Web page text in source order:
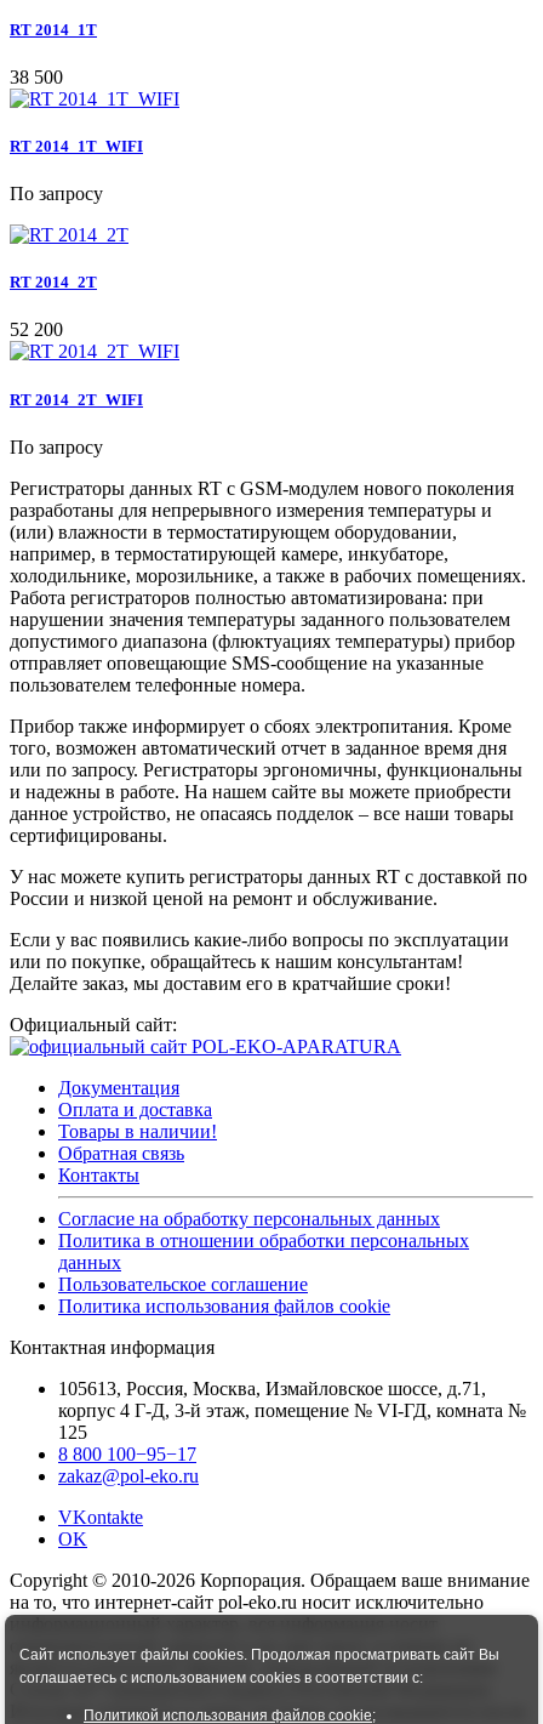
RT 2014_1T
38 500
RT 2014_1T_WIFI
По запросу
RT 2014_2T
52 200
RT 2014_2T_WIFI
По запросу
Регистраторы данных RT с GSM-модулем нового поколения
разработаны для непрерывного измерения температуры и
(или) влажности в термостатирующем оборудовании,
например, в термостатирующей камере, инкубаторе,
холодильнике, морозильнике, а также в рабочих помещениях.
Работа регистраторов полностью автоматизирована: при
нарушении значения температуры заданного пользователем
допустимого диапазона (флюктуациях температуры) прибор
отправляет оповещающие SMS-сообщение на указанные
пользователем телефонные номера.
Прибор также информирует о сбоях электропитания. Кроме
того, возможен автоматический отчет в заданное время дня
или по запросу. Регистраторы эргономичны, функциональны
и надежны в работе. На нашем сайте вы можете приобрести
данное устройство, не опасаясь подделок – все наши товары
сертифицированы.
У нас можете купить регистраторы данных RT с доставкой по
России и низкой ценой на ремонт и обслуживание.
Если у вас появились какие-либо вопросы по эксплуатации
или по покупке, обращайтесь к нашим консультантам!
Делайте заказ, мы доставим его в кратчайшие сроки!
Официальный сайт:
Документация
Оплата и доставка
Товары в наличии!
Обратная связь
Контакты
Согласие на обработку персональных данных
Политика в отношении обработки персональных
данных
Пользовательское соглашение
Политика использования файлов cookie
Контактная информация
105613, Россия, Москва, Измайловское шоссе, д.71,
корпус 4 Г-Д, 3-й этаж, помещение № VI-ГД, комната №
125
8 800 100−95−17
zakaz@pol-eko.ru
VKontakte
OK
Copyright © 2010-2026 Корпорация. Обращаем ваше внимание
на то, что интернет-сайт pol-eko.ru носит исключительно
ознакомительный характер и ни при каких условиях не
является публичной офертой, определяемой положениями
Статьи 437 Гражданского кодекса Российской Федерации.
Итоговая стоимость и сроки доставки согласовываются после
Сайт использует файлы cookies. Продолжая просматривать сайт Вы
соглашаетесь с использованием cookies в соответствии с:
Политикой использования файлов cookie;